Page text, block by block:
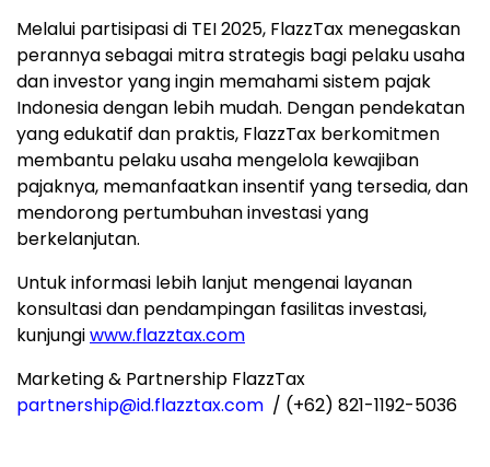
Melalui partisipasi di TEI 2025, FlazzTax menegaskan
perannya sebagai mitra strategis bagi pelaku usaha
dan investor yang ingin memahami sistem pajak
Indonesiadengan lebih mudah. Dengan pendekatan
yang edukatif dan praktis, FlazzTax berkomitmen
membantu pelaku usaha mengelola kewajiban
pajaknya, memanfaatkan insentif yang tersedia, dan
mendorong pertumbuhan investasi yang
berkelanjutan.
Untuk informasi lebih lanjut mengenai layanan
konsultasi dan pendampingan fasilitas investasi,
kunjungiwww.flazztax.com
Marketing & Partnership FlazzTax
partnership@id.flazztax.com / (+62) 821-1192-5036